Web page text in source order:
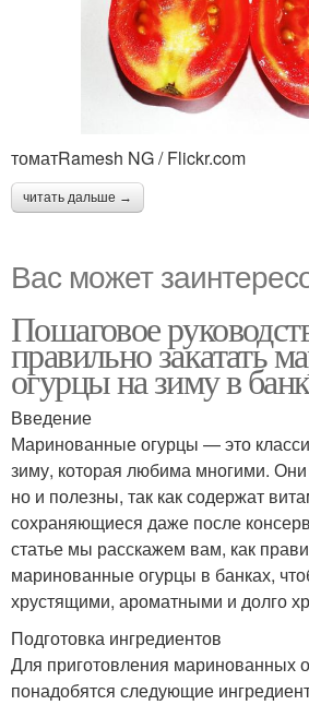
томатRamesh NG / Flickr.com
читать дальше →
Вас может
Пошаговое
правильно закатать
огурцы на зиму в
Введение
Маринованные огурцы — это
зиму, которая любима многими. Они
но и полезны, так как содержат
сохраняющиеся даже после
статье мы расскажем вам, как
маринованные огурцы в банках,
хрустящими, ароматными и долго
Подготовка ингредиентов
Для приготовления маринованных
понадобятся следующие